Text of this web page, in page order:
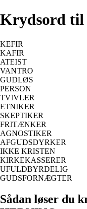
Krydsord
KEFIR
KAFIR
ATEIST
VANTRO
GUDLØS
PERSON
TVIVLER
ETNIKER
SKEPTIKER
FRITÆNKER
AGNOSTIKER
AFGUDSDYRKER
IKKE KRISTEN
KIRKEKASSERER
UFULDBYRDELIG
GUDSFORNÆGTER
Sådan løser du